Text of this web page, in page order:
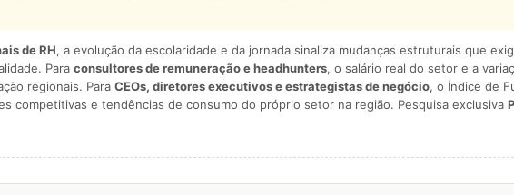
de RH, a evolução da escolaridade e da jornada sinaliza mudanças estruturais que
Para consultores de remuneração e headhunters, o salário real do setor e a
regionais. Para CEOs, diretores executivos e estrategistas de negócio, o Índice de
competitivas e tendências de consumo do próprio setor na região. Pesquisa exclusiva